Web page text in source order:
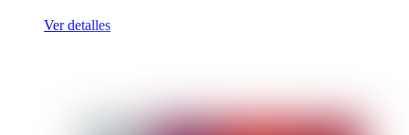
Ver detalles